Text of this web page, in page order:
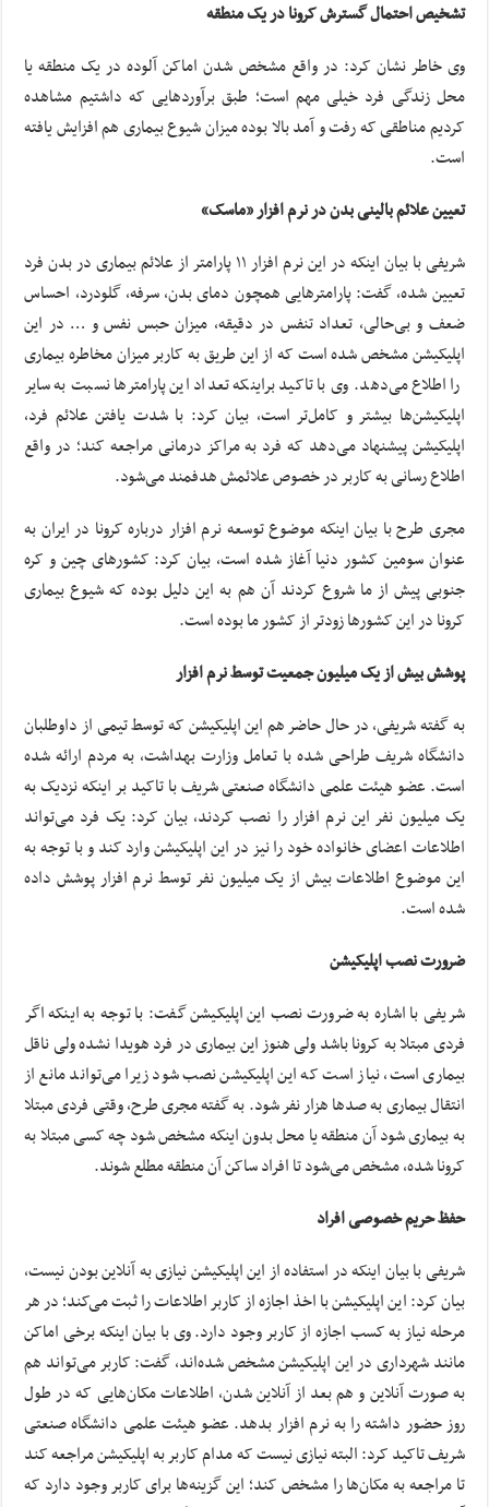
تشخیص احتمال گسترش کرونا در یک منطقه
وی خاطر نشان کرد: در واقع مشخص شدن اماکن آلوده در یک منطقه یا
محل زندگی فرد خیلی مهم است؛ طبق برآوردهایی که داشتیم مشاهده
کردیم مناطقی که رفت و آمد بالا بوده میزان شیوع بیماری هم افزایش یافته
است.
تعیین علائم بالینی بدن در نرم افزار «ماسک»
شریفی با بیان اینکه در این نرم افزار ۱۱ پارامتر از علائم بیماری در بدن فرد
تعیین شده، گفت: پارامترهایی همچون دمای بدن، سرفه، گلودرد، احساس
ضعف و بی‌حالی، تعداد تنفس در دقیقه، میزان حبس نفس و … در این
اپلیکیشن مشخص شده است که از این طریق به کاربر میزان مخاطره بیماری
را اطلاع می‌دهد. وی با تاکید براینکه تعداد این پارامترها نسبت به سایر
اپلیکیشن‌ها بیشتر و کامل‌تر است، بیان کرد: با شدت یافتن علائم فرد،
اپلیکیشن پیشنهاد می‌دهد که فرد به مراکز درمانی مراجعه کند؛ در واقع
اطلاع رسانی به کاربر در خصوص علائمش هدفمند می‌شود.
مجری طرح با بیان اینکه موضوع توسعه نرم افزار درباره کرونا در ایران به
عنوان سومین کشور دنیا آغاز شده است، بیان کرد: کشورهای چین و کره
جنوبی پیش از ما شروع کردند آن هم به این دلیل بوده که شیوع بیماری
کرونا در این کشورها زودتر از کشور ما بوده است.
پوشش بیش از یک میلیون جمعیت توسط نرم افزار
به گفته شریفی، در حال حاضر هم این اپلیکیشن که توسط تیمی از داوطلبان
دانشگاه شریف طراحی شده با تعامل وزارت بهداشت، به مردم ارائه شده
است. عضو هیئت علمی دانشگاه صنعتی شریف با تاکید بر اینکه نزدیک به
یک میلیون نفر این نرم افزار را نصب کردند، بیان کرد: یک فرد می‌تواند
اطلاعات اعضای خانواده خود را نیز در این اپلیکیشن وارد کند و با توجه به
این موضوع اطلاعات بیش از یک میلیون نفر توسط نرم افزار پوشش داده
شده است.
ضرورت نصب اپلیکیشن
شریفی با اشاره به ضرورت نصب این اپلیکیشن گفت: با توجه به اینکه اگر
فردی مبتلا به کرونا باشد ولی هنوز این بیماری در فرد هویدا نشده ولی ناقل
بیماری است، نیاز است که این اپلیکیشن نصب شود زیرا می‌تواند مانع از
انتقال بیماری به صدها هزار نفر شود. به گفته مجری طرح، وقتی فردی مبتلا
به بیماری شود آن منطقه یا محل بدون اینکه مشخص شود چه کسی مبتلا به
کرونا شده، مشخص می‌شود تا افراد ساکن آن منطقه مطلع شوند.
حفظ حریم خصوصی افراد
شریفی با بیان اینکه در استفاده از این اپلیکیشن نیازی به آنلاین بودن نیست،
بیان کرد: این اپلیکیشن با اخذ اجازه از کاربر اطلاعات را ثبت می‌کند؛ در هر
مرحله نیاز به کسب اجازه از کاربر وجود دارد. وی با بیان اینکه برخی اماکن
مانند شهرداری در این اپلیکیشن مشخص شده‌اند، گفت: کاربر می‌تواند هم
به صورت آنلاین و هم بعد از آنلاین شدن، اطلاعات مکان‌هایی که در طول
روز حضور داشته را به نرم افزار بدهد. عضو هیئت علمی دانشگاه صنعتی
شریف تاکید کرد: البته نیازی نیست که مدام کاربر به اپلیکیشن مراجعه کند
تا مراجعه به مکان‌ها را مشخص کند؛ این گزینه‌ها برای کاربر وجود دارد که